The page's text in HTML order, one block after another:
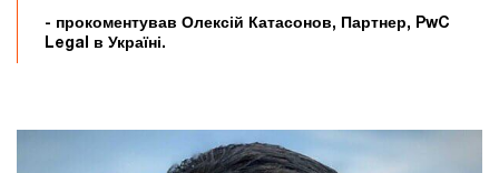
- прокоментував Олексій Катасонов, Партнер, PwC
Legal в Україні.